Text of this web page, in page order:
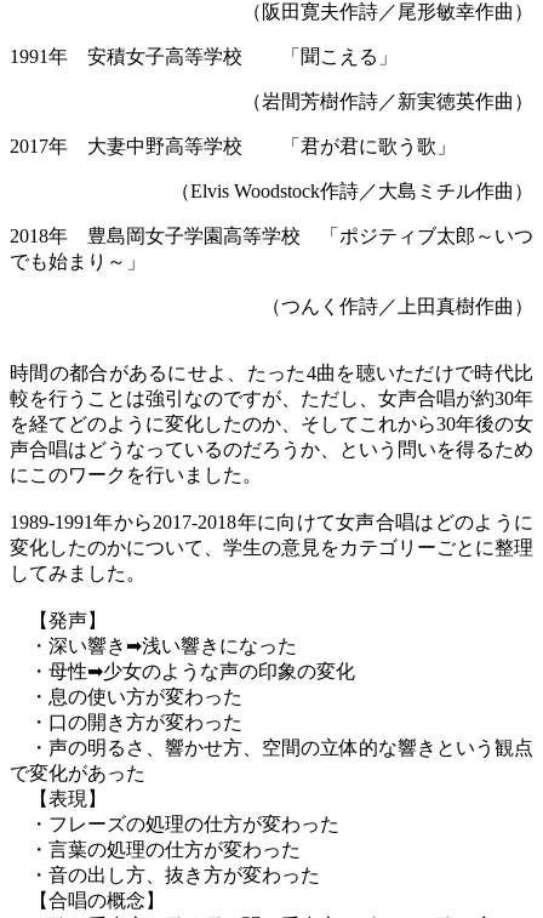
（阪田寛夫作詩／尾形敏幸作曲）
1991年 安積女子高等学校 「聞こえる」
（岩間芳樹作詩／新実徳英作曲）
2017年 大妻中野高等学校 「君が君に歌う歌」
（Elvis Woodstock作詩／大島ミチル作曲）
2018年 豊島岡女子学園高等学校 「ポジティブ太郎～いつ
でも始まり～」
（つんく作詩／上田真樹作曲）
時間の都合があるにせよ、たった4曲を聴いただけで時代比
較を行うことは強引なのですが、ただし、女声合唱が約30年
を経てどのように変化したのか、そしてこれから30年後の女
声合唱はどうなっているのだろうか、という問いを得るため
にこのワークを行いました。
1989-1991年から2017-2018年に向けて女声合唱はどのように
変化したのかについて、学生の意見をカテゴリーごとに整理
してみました。
【発声】
・深い響き➡浅い響きになった
・母性➡少女のような声の印象の変化
・息の使い方が変わった
・口の開き方が変わった
・声の明るさ、響かせ方、空間の立体的な響きという観点
で変化があった
【表現】
・フレーズの処理の仕方が変わった
・言葉の処理の仕方が変わった
・音の出し方、抜き方が変わった
【合唱の概念】